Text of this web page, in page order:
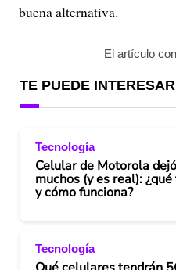
buena alternativa.
El artículo
TE PUEDE INTERESAR
Tecnología
Celular de Motorola
muchos (y es real):
y cómo funciona?
Tecnología